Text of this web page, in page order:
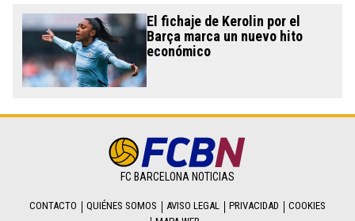
El fichaje de Kerolin por el
Barça marca un nuevo hito
económico
FC BARCELONA NOTICIAS
CONTACTO QUIÉNES SOMOS AVISO LEGAL PRIVACIDAD
COOKIES